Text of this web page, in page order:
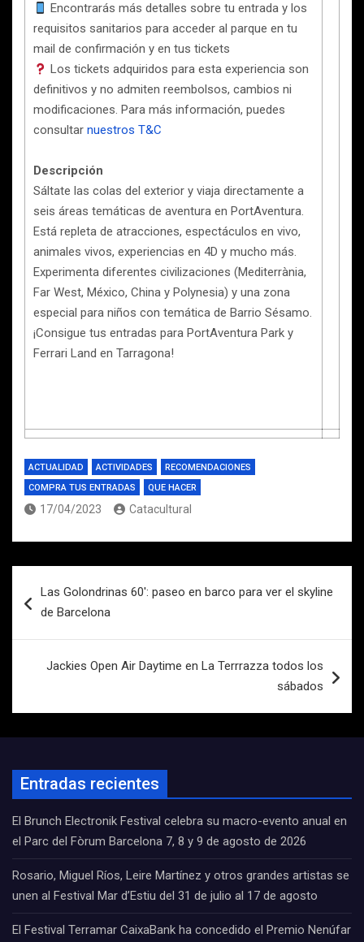
Encontrarás más detalles sobre tu entrada y los
requisitos sanitarios para acceder al parque en tu
mail de confirmación y en tus tickets
Los tickets adquiridos para esta experiencia son
definitivos y no admiten reembolsos, cambios ni
modificaciones. Para más información, puedes
consultar nuestros T&C
Descripción
Sáltate las colas del exterior y viaja directamente a
seis áreas temáticas de aventura en PortAventura.
Está repleta de atracciones, espectáculos en vivo,
animales vivos, experiencias en 4D y mucho más.
Experimenta diferentes civilizaciones (Mediterrània,
Far West, México, China y Polynesia) y una zona
especial para niños con temática de Barrio Sésamo.
¡Consigue tus entradas para PortAventura Park y
Ferrari Land en Tarragona!
ACTUALIDAD ACTIVIDADES
RECOMENDACIONES
COMPRA TUS ENTRADAS
QUE HACER
17/04/2023 Catacultural
de
Las Golondrinas 60′: paseo en barco para ver el skyline
de Barcelona
Jackies Open Air Daytime en La Terrrazza todos los
sábados
Entradas recientes
El Brunch Electronik Festival celebra su macro-evento anual en
el Parc del Fòrum Barcelona 7, 8 y 9 de agosto de 2026
Rosario, Miguel Ríos, Leire Martínez y otros grandes artistas se
unen al Festival Mar d’Estiu del 31 de julio al 17 de agosto
El Festival Terramar CaixaBank ha concedido el Premio Nenúfar